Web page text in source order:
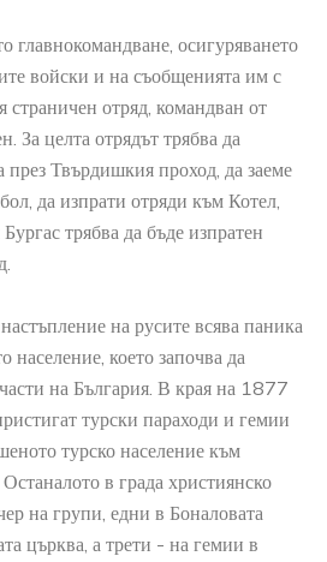
главнокомандване, осигуряването
войски и на съобщенията им с
страничен отряд, командван от
За целта отрядът трябва да
Твърдишкия проход, да заеме
да изпрати отряди към Котел,
трябва да бъде изпратен
на русите всява паника
население, което започва да
на България. В края на 1877
турски параходи и гемии
турско население към
в града християнско
на групи, едни в Боналовата
църква, а трети - на гемии в